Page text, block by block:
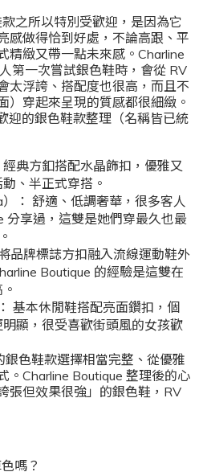
之所以特別受歡迎，是因為它
感做得恰到好處，不論高跟、平
精緻又帶一點未來感。Charline
第一次嘗試銀色鞋時，會從 RV
太浮誇、搭配度也很高，而且不
）穿起來呈現的質感都很細緻。
迎的銀色鞋款整理（名稱皆已統
典方釦搭配水晶飾扣，優雅又
、半正式穿搭。
： 舒適、低調奢華，很多客人
分享過，這雙是她們穿最久也最
品牌標誌方扣融入流線運動鞋外
Boutique 的經驗是這雙在
基本休閒鞋搭配亮面鑽扣，個
顯，很受喜歡街頭風的女孩歡
色鞋款選擇相當完整、從優雅
。Charline Boutique 整理後的心
張但效果很強」的銀色鞋，RV
嗎？